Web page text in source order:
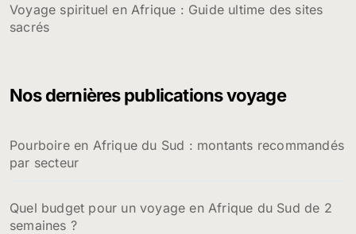
Voyage spirituel en Afrique : Guide ultime des sites
sacrés
Nos dernières publications voyage
Pourboire en Afrique du Sud : montants recommandés
par secteur
Quel budget pour un voyage en Afrique du Sud de 2
semaines ?